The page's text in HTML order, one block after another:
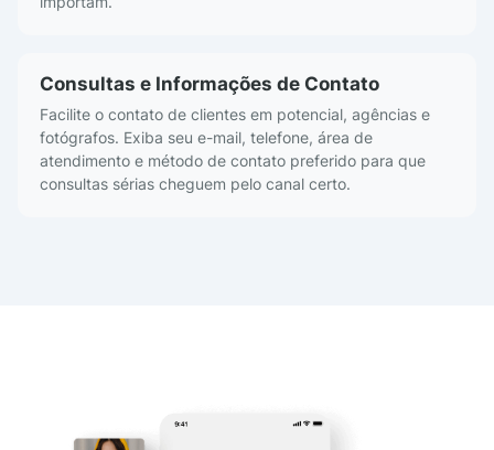
Consultas e Informações de Contato
Facilite o contato de clientes em potencial, agências e
fotógrafos. Exiba seu e-mail, telefone, área de
atendimento e método de contato preferido para que
consultas sérias cheguem pelo canal certo.